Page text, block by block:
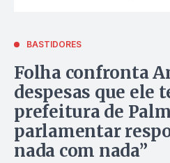
BASTIDORES
Folha confronta
despesas que ele
prefeitura de
parlamentar
nada com nada”